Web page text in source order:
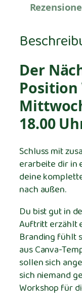
o
i
t
i
o
n
W
r
k
s
h
o
p
M
e
n
g
e
Der
18.00
Schluss mit
erarbeite dir in
deine
nach außen.
Du bist gut in
Auftritt erzählt
Branding fühlt
aus Canva-
sollen sich
sich niemand
Workshop für